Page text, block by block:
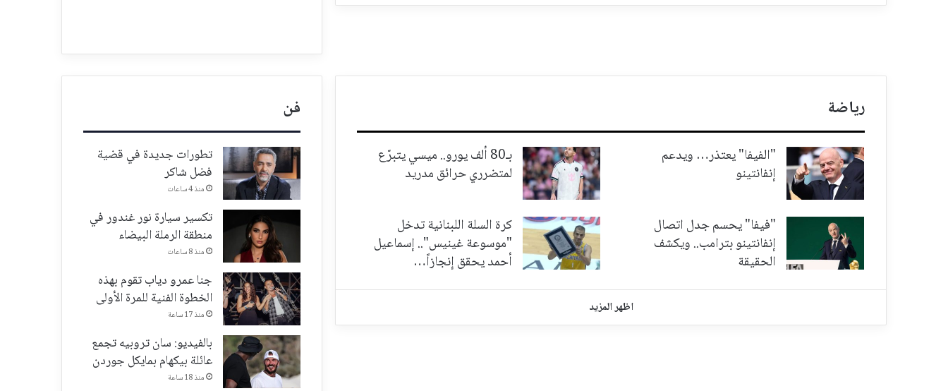
رياضة
"الفيفا" يعتذر… ويدعم
إنفانتينو
بـ80 ألف يورو.. ميسي يتبرّع
لمتضرري حرائق مدريد
"فيفا" يحسم جدل اتصال
إنفانتينو بترامب.. ويكشف
الحقيقة
كرة السلة اللبنانية تدخل
"موسوعة غينيس".. إسماعيل
أحمد يحقق إنجازاً…
اظهر المزيد
فن
تطورات جديدة في قضية
فضل شاكر
منذ 4 ساعات
تكسير سيارة نور غندور في
منطقة الرملة البيضاء
منذ 8 ساعات
جنا عمرو دياب تقوم بهذه
الخطوة الفنية للمرة الأولى
منذ 17 ساعة
بالفيديو: سان تروبيه تجمع
عائلة بيكهام بمايكل جوردن
منذ 18 ساعة